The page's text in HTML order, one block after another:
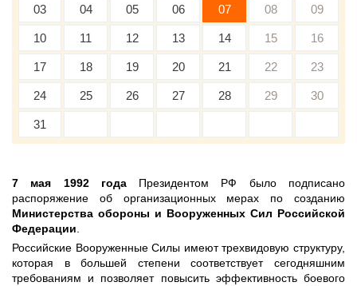
03 04 05 06 07 08 09
10 11 12 13 14 15 16
17 18 19 20 21 22 23
24 25 26 27 28 29 30
31
7 мая 1992 годаПрезидентом РФ было подписано
распоряжение об организационных мерах по созданию
Министерства обороны и Вооруженных Сил Российской
Федерации
Российские Вооруженные Силы имеют трехвидовую структуру,
которая в большей степени соответствует сегодняшним
требованиям и позволяет повысить эффективность боевого